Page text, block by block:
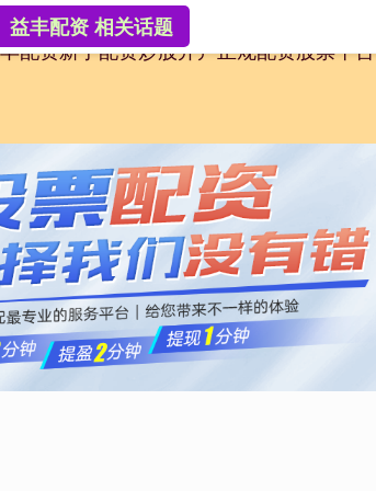
配资新手配资炒股开户正规配资股票平台
益丰配资 相关话题